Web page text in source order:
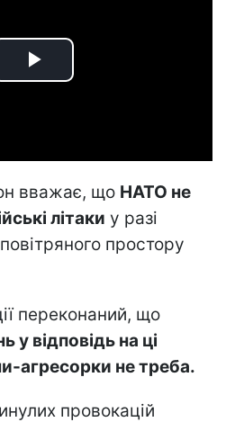
Play
вважає, що НАТО не
літаки у разі
простору
переконаний, що
у відповідь на ці
агресорки не треба.
провокацій